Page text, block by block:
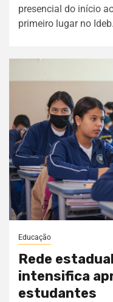
presencial do início
primeiro lugar no
Educação
Rede
intensifica
estudantes